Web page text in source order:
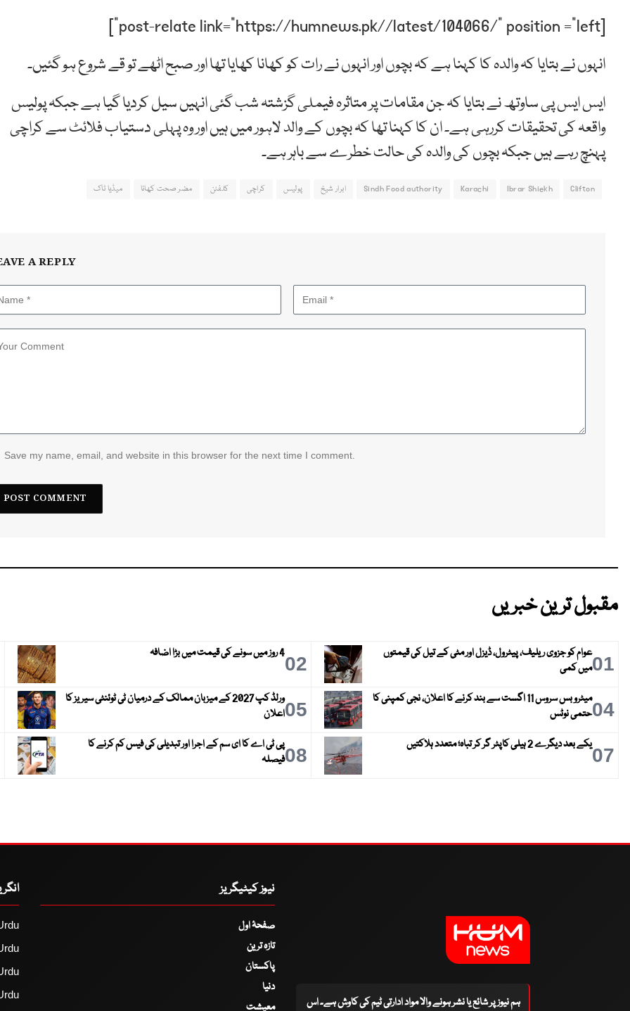
[post-relate link=”https://humnews.pk//latest/104066/” position =”left”]
انہوں نے بتایا کہ والدہ کا کہنا ہے کہ بچوں اور انہوں نے رات کو کھانا کھایا تھا اور صبح اٹھے تو قے شروع ہو گئیں۔
ایس ایس پی ساوتھ نے بتایا کہ جن مقامات پر متاثرہ فیملی گزشتہ شب گئی انہیں سیل کردیا گیا ہے جبکہ پولیس
واقعہ کی تحقیقات کررہی ہے۔ ان کا کہنا تھا کہ بچوں کے والد لاہور میں ہیں اور وہ پہلی دستیاب فلائٹ سے کراچی
پہنچ رہے ہیں جبکہ بچوں کی والدہ کی حالت خطرے سے باہر ہے۔
Clifton
Ibrar Shiekh
Karachi
Sindh Food authority ابرار شیخ پولیس کراچی کلفٹن مضر صحت کھانا میڈیا ٹاک
A REPLY
Save my name, email, and website in this browser for the next time I comment.
مقبول ترین خبریں
01عوام کو جزوی ریلیف، پیٹرول، ڈیزل اور مٹی کے تیل کی قیمتوں
میں کمی
024 روز میں سونے کی قیمت میں بڑا اضافہ
04
میٹرو بس سروس 11 اگست سے بند کرنے کا اعلان، نجی کمپنی کا
حتمی نوٹس
05
ورلڈ کپ 2027 کے میزبان ممالک کے درمیان ٹی ٹوئنٹی سیریز کا
اعلان
07یکے بعد دیگرے 2 ہیلی کاپٹر گر کر تباہ؛ متعدد ہلاکتیں 08پی ٹی اے کا ای سم کے اجرا اور تبدیلی کی فیس کم کرنے کا
فیصلہ
ہم نیوز پر شائع یا نشر ہونے والا مواد ادارتی ٹیم کی کاوش ہے۔ اس
نیوز کیٹیگریز
صفحۂ اول
تازہ ترین
پاکستان
دنیا
معیشت